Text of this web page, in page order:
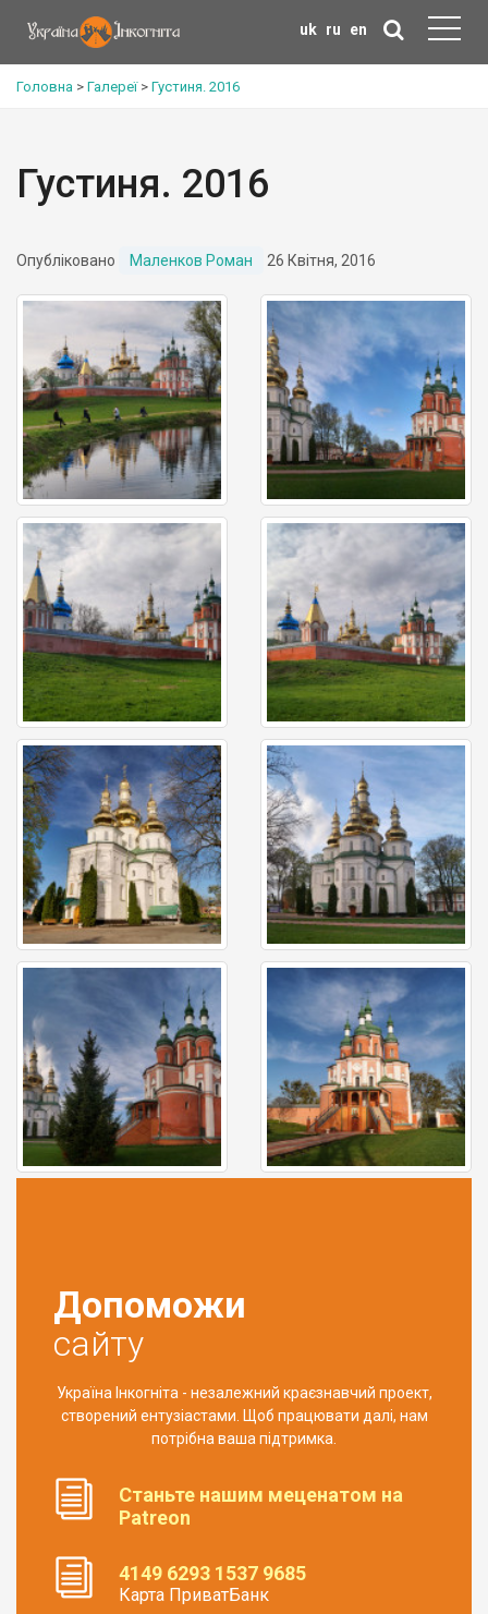
uk ru en
Головна > Галереї> Густиня. 2016
Густиня. 2016
Опубліковано Маленков Роман 26 Квітня, 2016
Допоможи
сайту
Україна Інкогніта - незалежний краєзнавчий проект,
створений ентузіастами. Щоб працювати далі, нам
потрібна ваша підтримка.
Станьте нашим меценатом на
Patreon
4149 6293 1537 9685
Карта ПриватБанк